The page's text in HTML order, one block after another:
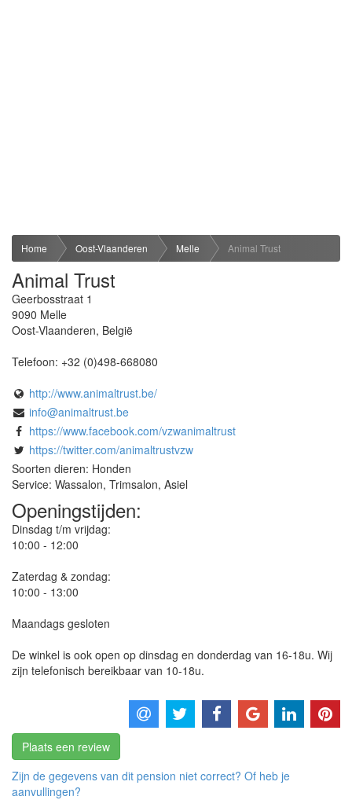
Home Oost-Vlaanderen Melle Animal Trust
Animal Trust
Geerbosstraat 1
9090 Melle
Oost-Vlaanderen, België
Telefoon: +32 (0)498-668080
http://www.animaltrust.be/
info@animaltrust.be
https://www.facebook.com/vzwanimaltrust
https://twitter.com/animaltrustvzw
Soorten dieren: Honden
Service: Wassalon, Trimsalon, Asiel
Openingstijden:
Dinsdag t/m vrijdag:
10:00 - 12:00
Zaterdag & zondag:
10:00 - 13:00
Maandags gesloten
De winkel is ook open op dinsdag en donderdag van 16-18u. Wij
zijn telefonisch bereikbaar van 10-18u.
Plaats een review
Zijn de gegevens van dit pension niet correct? Of heb je
aanvullingen?